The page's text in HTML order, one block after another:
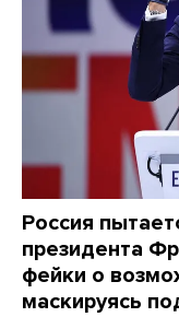
Россия
президента
фейки о
маскируясь